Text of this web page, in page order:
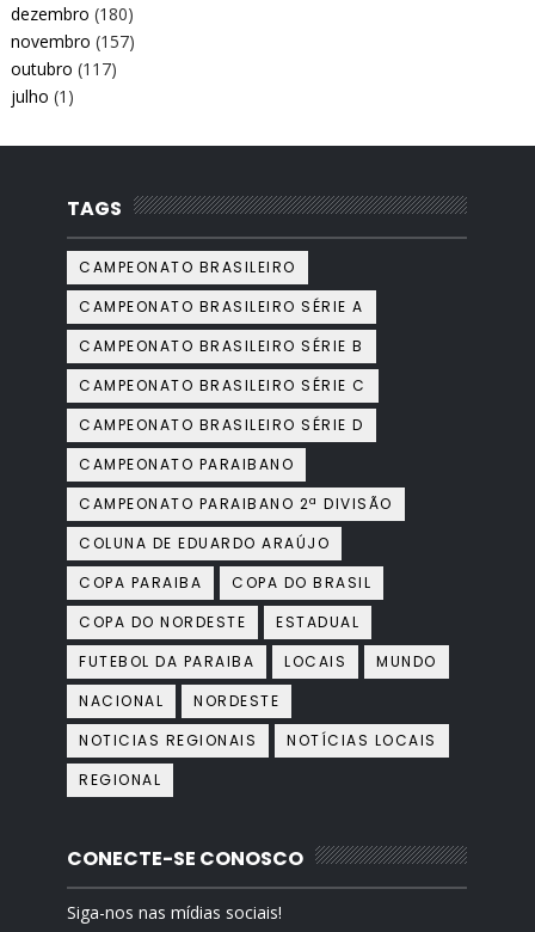
dezembro (180)
novembro (157)
outubro (117)
julho (1)
TAGS
CAMPEONATO BRASILEIRO
CAMPEONATO BRASILEIRO SÉRIE A
CAMPEONATO BRASILEIRO SÉRIE B
CAMPEONATO BRASILEIRO SÉRIE C
CAMPEONATO BRASILEIRO SÉRIE D
CAMPEONATO PARAIBANO
CAMPEONATO PARAIBANO 2ª DIVISÃO
COLUNA DE EDUARDO ARAÚJO
COPA PARAIBA
COPA DO BRASIL
COPA DO NORDESTE
ESTADUAL
FUTEBOL DA PARAIBA
LOCAIS
MUNDO
NACIONAL
NORDESTE
NOTICIAS REGIONAIS
NOTÍCIAS LOCAIS
REGIONAL
CONECTE-SE CONOSCO
Siga-nos nas mídias sociais!